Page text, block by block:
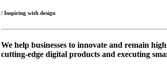
/ Inspiring with design
We help businesses to innovate and remain
cutting-edge digital products and executing